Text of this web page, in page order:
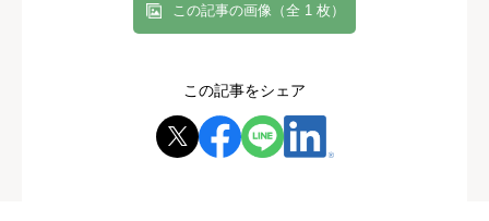
この記事の画像（全 1 枚）
この記事をシェア